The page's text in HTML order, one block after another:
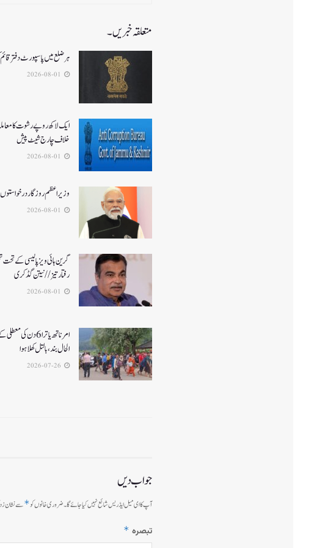
متعلقہ خبریں۔
ہر ضلع میں پاسپورٹ دفتر
ایک لاکھ روپے رشوت کا
خلاف چارج شیٹ پیش
وزیر اعظم روزگار
گرین ہائی ویز پالیسی کے
رفتار تیز// نیتن گڈکری
امرناتھ یاترا 6دن
الحال بند، بالتل کھلا ہوا
جواب دیں
آپ کا ای میل ایڈریس شائع نہیں کیا جائے گا۔ضروری خانوں کو*سے نشان زد
تبصرہ *